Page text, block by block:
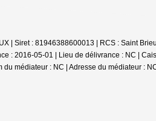
| Siret : 81946388600013 | RCS : Saint
: 2016-05-01 | Lieu de délivrance : NC |
médiateur : NC | Adresse du médiateur : NC